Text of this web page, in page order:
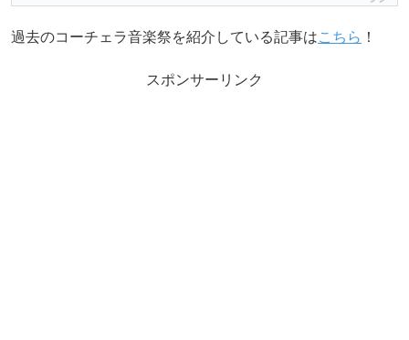
過去のコーチェラ音楽祭を紹介している記事はこちら ！
スポンサーリンク